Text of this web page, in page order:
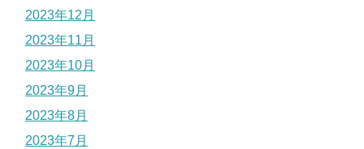
2023年12月
2023年11月
2023年10月
2023年9月
2023年8月
2023年7月